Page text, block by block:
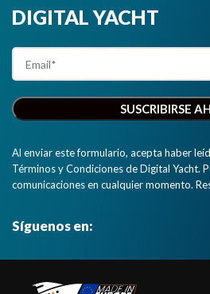
posicionamiento
tiene una
NMEA 0183."
DIGITAL YACHT
Al enviar este formulario, acepta haber
Términos y Condiciones de Digital Yacht.
comunicaciones en cualquier momento.
Síguenos en: